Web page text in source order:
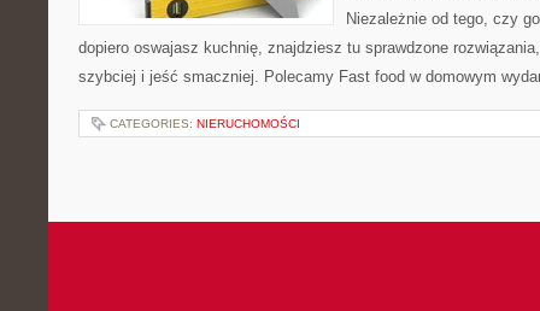
Niezależnie od tego, czy
dopiero oswajasz kuchnię, znajdziesz tu sprawdzone
szybciej i jeść smaczniej. Polecamy Fast food w domowym
CATEGORIES: NIERUCHOMOŚCI